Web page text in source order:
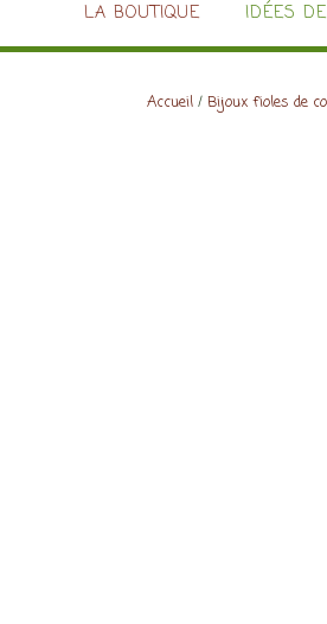
LA BOUTIQUE IDÉES
Accueil / Bijoux fioles de